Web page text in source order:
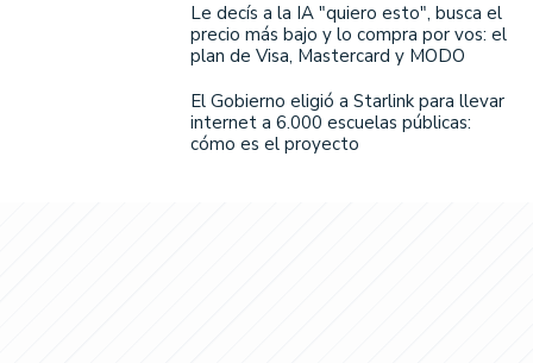
Le decís a la IA "quiero esto", busca el
precio más bajo y lo compra por vos: el
plan de Visa, Mastercard y MODO
El Gobierno eligió a Starlink para llevar
internet a 6.000 escuelas públicas:
cómo es el proyecto